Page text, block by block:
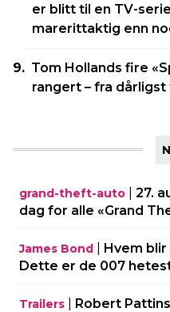
er blitt til en TV-
marerittaktig enn
Tom Hollands fire
rangert – fra
grand-theft-auto
27.
dag for alle «Grand
James Bond
Hvem
Dette er de 007
Trailers
Robert